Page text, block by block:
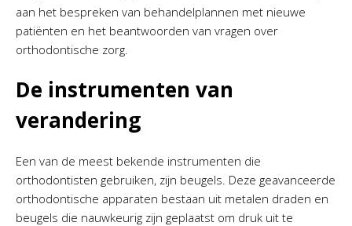
aan het bespreken van behandelplannen met nieuwe
patiënten en het beantwoorden van vragen over
orthodontische zorg.
De instrumenten van
verandering
Een van de meest bekende instrumenten die
orthodontisten gebruiken, zijn beugels. Deze geavanceerde
orthodontische apparaten bestaan uit metalen draden en
beugels die nauwkeurig zijn geplaatst om druk uit te